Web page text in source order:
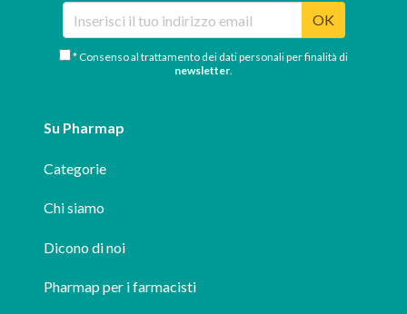
OK
* Consenso al trattamento dei dati personali per finalità di
newsletter.
Su Pharmap
Categorie
Chi siamo
Dicono di noi
Pharmap per i farmacisti